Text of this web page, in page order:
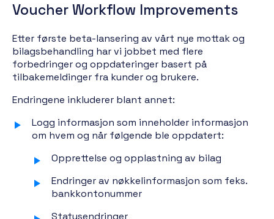
Voucher Workflow Improvements
Etter første beta-lansering av vårt nye mottak og
bilagsbehandling har vi jobbet med flere
forbedringer og oppdateringer basert på
tilbakemeldinger fra kunder og brukere.
Endringene inkluderer blant annet:
Logg informasjon som inneholder informasjon
om hvem og når følgende ble oppdatert:
Opprettelse og opplastning av bilag
Endringer av nøkkelinformasjon som feks.
bankkontonummer
Statusendringer